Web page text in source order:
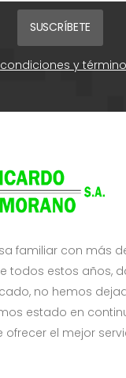
SUSCRÍBETE
condiciones y
familiar con más
todos estos años,
no hemos
estado en
ofrecer el mejor